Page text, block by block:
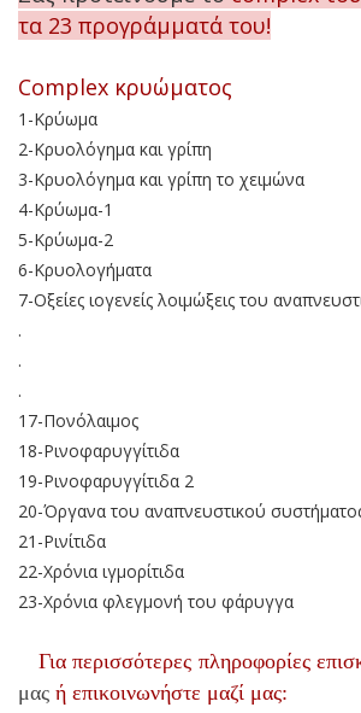
τα 23 προγράμματά του!
Complex κρυώματος
1-Κρύωμα
2-Κρυολόγημα και γρίπη
3-Κρυολόγημα και γρίπη το χειμώνα
4-Κρύωμα-1
5-Κρύωμα-2
6-Κρυολογήματα
7-Οξείες ιογενείς λοιμώξεις του
.
.
.
17-Πονόλαιμος
18-Ρινοφαρυγγίτιδα
19-Ρινοφαρυγγίτιδα 2
20-Όργανα του αναπνευστικού
21-Ρινίτιδα
22-Χρόνια ιγμορίτιδα
23-Χρόνια φλεγμονή του φάρυγγα
Για περισσότερες πληροφορίες
μας ή επικοινωνήστε μαζί μας: